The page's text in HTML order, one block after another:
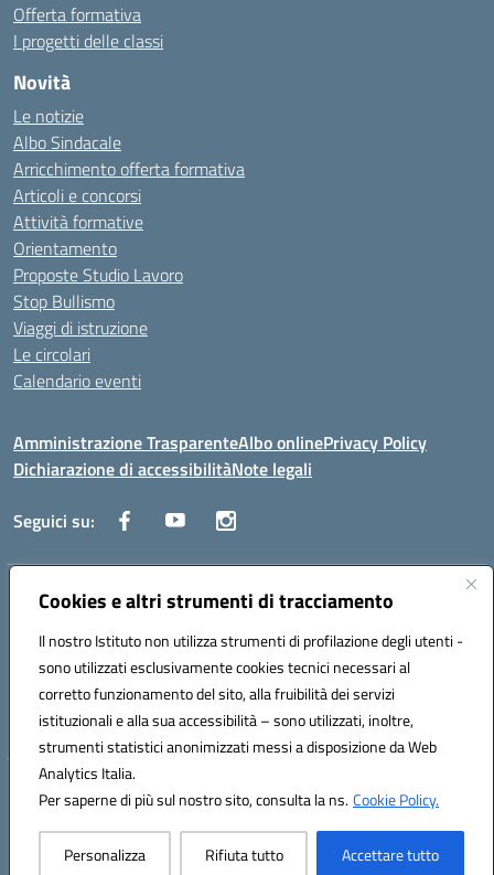
Cookies e altri strumenti di tracciamento
Il nostro Istituto non utilizza strumenti di profilazione degli utenti -
sono utilizzati esclusivamente cookies tecnici necessari al
corretto funzionamento del sito, alla fruibilità dei servizi
istituzionali e alla sua accessibilità – sono utilizzati, inoltre,
strumenti statistici anonimizzati messi a disposizione da Web
Analytics Italia.
Per saperne di più sul nostro sito, consulta la ns.Cookie Policy.
Personalizza Rifiuta tutto Accettare tutto
Offerta formativa
I progetti delle classi
Novità
Le notizie
Albo Sindacale
Arricchimento offerta formativa
Articoli e concorsi
Attività formative
Orientamento
Proposte Studio Lavoro
Stop Bullismo
Viaggi di istruzione
Le circolari
Calendario eventi
Amministrazione TrasparenteAlbo onlinePrivacy Policy
Dichiarazione di accessibilitàNote legali
Seguici su:
Indirizzo:Corso Fornari, 1 - 70056 Molfetta
Posta elettronica certificata (PEC):BARH04000D@pec.istruzione.it
Codice fiscale: 93249230728
Codice meccanografico: BARH04000D
Hosting & Powered by 3D Solution S.r.l.
Concept & Design by Designers Italia